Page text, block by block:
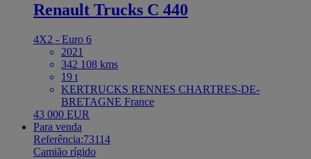
Renault Trucks C 440
4X2 - Euro 6
2021
342 108 kms
19 t
KERTRUCKS RENNES CHARTRES-DE-
BRETAGNE France
43 000 EUR
Para venda
Referência:73114
Camião rígido